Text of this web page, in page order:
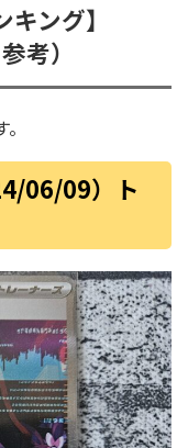
ング】
考）
06/09）ト